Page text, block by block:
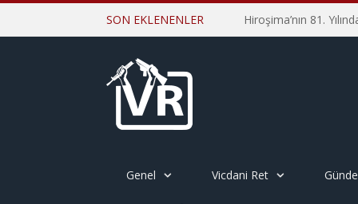
SON EKLENENLER
Genel Vicdani Ret